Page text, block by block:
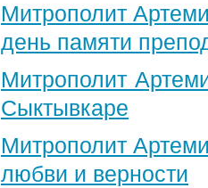
Митрополит
день памяти
Митрополит
Сыктывкаре
Митрополит
любви и верности